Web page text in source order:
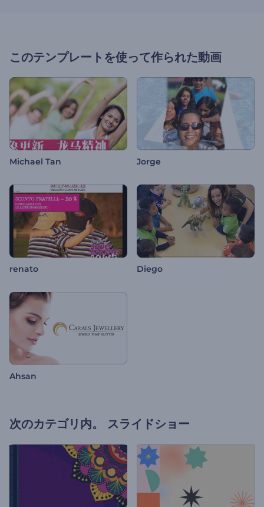
このテンプレートを使って作られた動画
Michael Tan Jorge
renato Diego
Ahsan
次のカテゴリ内。 スライドショー